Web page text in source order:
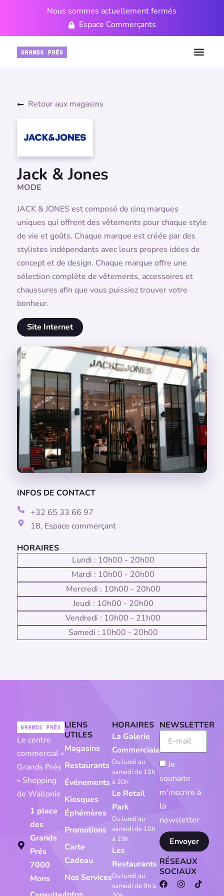
Nous sommes actuellement fermés
Espace Commerçants
Retour aux magasins
Jack & Jones
MODE
JACK & JONES est composé de cinq marques
uniques qui offrent des vêtements pour chaque style
de vie et goûts. Chaque marque est créée par des
stylistes indépendants avec leurs propres idées de
concept et de design. Chaque marque offre une
sélection complète de vêtements, accessoires et
chaussures afin que vous puissiez trouver votre
bonheur.
Site Internet
INFOS DE CONTACT
+32 65 33 66 97
18, Espace commerçant
HORAIRES
Lundi : 10h00 - 20h00
Mardi : 10h00 - 20h00
Mercredi : 10h00 - 20h00
Jeudi : 10h00 - 20h00
Vendredi : 10h00 - 21h00
Samedi : 10h00 - 20h00
Le centre
commercial «
Grands Prés
» Shopping
de Wallonie
1 place
des
Grands
Prés
7000
Mons
LIENS
UTILES
Magasins
Restaurants
Événements
Kiosques
Éphémères
Promotions
Carte
Cadeau
Nos Services
HORAIRES
La Galerie
Commerciale
Du lundi au
samedi de 10h
à 20h
Le Retail
Park
Du lundi au
samedi de 10h
à 19h
Les
Restaurants
Du lundi au
samedi de 9h à
NEWSLETTER
Je
souhaite
m'inscrire à
la
newsletter
Envoyer
RÉSEAUX
SOCIAUX